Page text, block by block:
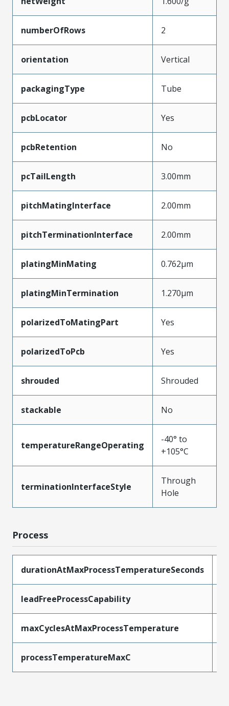
numberOfRows 2
orientation Vertical
packagingType Tube
pcbLocator Yes
pcbRetention No
pcTailLength 3.00mm
pitchMatingInterface 2.00mm
pitchTerminationInterface 2.00mm
platingMinMating 0.762µm
platingMinTermination 1.270µm
polarizedToMatingPart Yes
polarizedToPcb Yes
shrouded Shrouded
stackable No
temperatureRangeOperating
-40° to
+105°C
terminationInterfaceStyle
Through
Hole
Process
durationAtMaxProcessTemperatureSeconds
leadFreeProcessCapability
maxCyclesAtMaxProcessTemperature
processTemperatureMaxC